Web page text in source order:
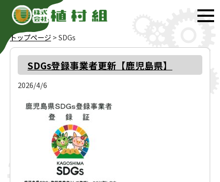
トップページ>SDGs
SDGs登録事業者更新【鹿児島県】
2026/4/6